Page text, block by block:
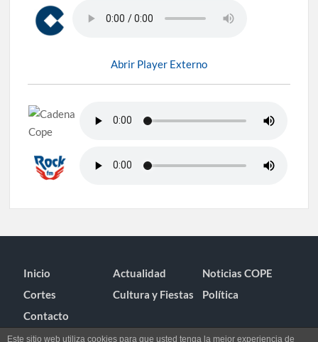
Abrir Player Externo
Inicio Actualidad
Noticias COPE
Cortes
Cultura y Fiestas
Política
Contacto
Este sitio web utiliza cookies para que usted tenga la mejor experiencia de